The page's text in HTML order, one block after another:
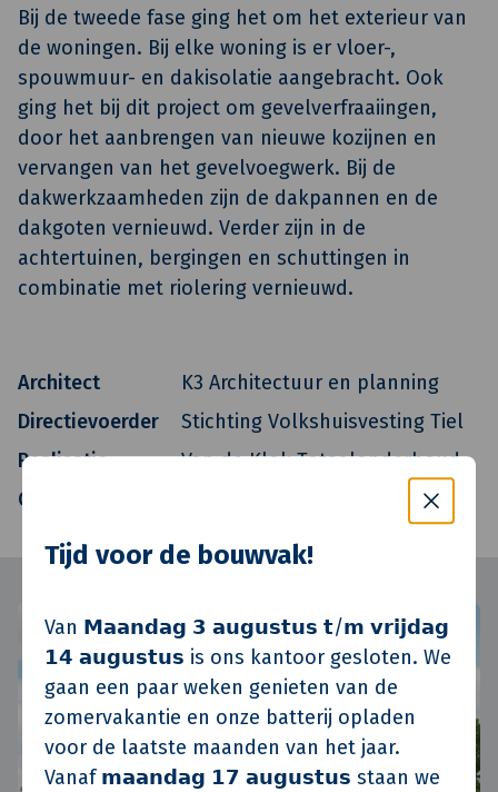
Tijd voor de bouwvak!
Van 𝗠𝗮𝗮𝗻𝗱𝗮𝗴 𝟯 𝗮𝘂𝗴𝘂𝘀𝘁𝘂𝘀 𝘁/𝗺 𝘃𝗿𝗶𝗷𝗱𝗮𝗴
𝟭𝟰 𝗮𝘂𝗴𝘂𝘀𝘁𝘂𝘀 is ons kantoor gesloten. We
gaan een paar weken genieten van de
zomervakantie en onze batterij opladen
voor de laatste maanden van het jaar.
Vanaf 𝗺𝗮𝗮𝗻𝗱𝗮𝗴 𝟭𝟳 𝗮𝘂𝗴𝘂𝘀𝘁𝘂𝘀 staan we
Bij de tweede fase ging het om het exterieur van
de woningen. Bij elke woning is er vloer-,
spouwmuur- en dakisolatie aangebracht. Ook
ging het bij dit project om gevelverfraaiingen,
door het aanbrengen van nieuwe kozijnen en
vervangen van het gevelvoegwerk. Bij de
dakwerkzaamheden zijn de dakpannen en de
dakgoten vernieuwd. Verder zijn in de
achtertuinen, bergingen en schuttingen in
combinatie met riolering vernieuwd.
Architect
K3 Architectuur en planning
Directievoerder
Stichting Volkshuisvesting Tiel
Realisatie
Van de Klok Totaalonderhoud
Oplevering